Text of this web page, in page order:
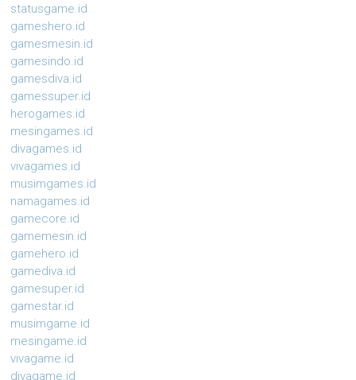
statusgame.id
gameshero.id
gamesmesin.id
gamesindo.id
gamesdiva.id
gamessuper.id
herogames.id
mesingames.id
divagames.id
vivagames.id
musimgames.id
namagames.id
gamecore.id
gamemesin.id
gamehero.id
gamediva.id
gamesuper.id
gamestar.id
musimgame.id
mesingame.id
vivagame.id
divagame.id